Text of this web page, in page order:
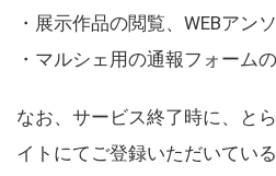
・展示作品の閲覧、WEBアン
・マルシェ用の通報フォーム
なお、サービス終了時に、と
イトにてご登録いただいている